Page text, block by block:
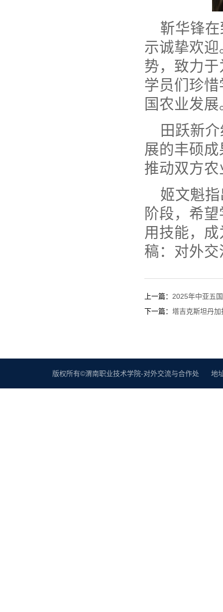
靳华锋
示诚挚欢
势，致力
学员们珍
国农业发展
田跃新
展的丰硕
推动双方
姬文魁
阶段，希
用技能，
稿：对外
上一篇： 2025年中亚五
下一篇： 塔吉克斯坦丹
版权所有©渭南职业技术学院-对外交流与合作处